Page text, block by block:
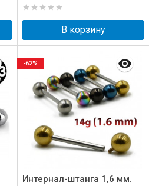
В корзину
Интернал-штанга 1,6 мм.
-62%